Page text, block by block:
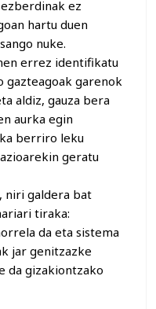
ez
hartu duen
nuke.
errez identifikatu
gazteagoak garenok
aldiz, gauza bera
aurka egin
berriro leku
geratu
niri galdera bat
tiraka:
da eta sistema
jar genitzazke
da gizakiontzako